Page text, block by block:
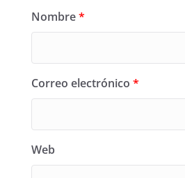
Nombre*
Correo electrónico *
Web